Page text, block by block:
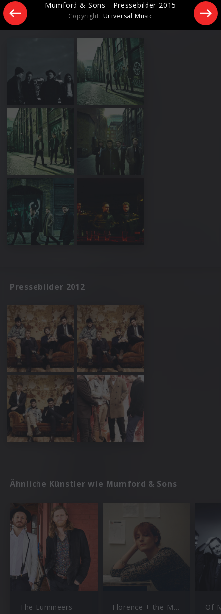
Mumford & Sons - Pressebilder 2015
Pressebilder 2012
Ähnliche Künstler wie Mumford & Sons
The Lumineers Florence + the Machine
Mumford & Sons - Pressebilder 2015
Copyright: Universal Music